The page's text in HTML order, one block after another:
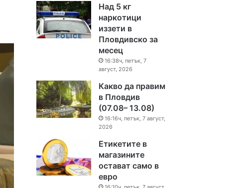
Над 5 кг
наркотици
иззети в
Пловдивско за
месец
16:38ч, петък, 7
август, 2026
Какво да правим
в Пловдив
(07.08– 13.08)
16:16ч, петък, 7 август,
2026
Етикетите в
магазините
остават само в
евро